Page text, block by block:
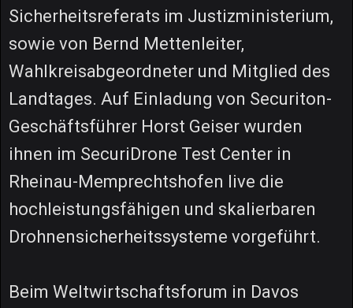
Sicherheitsreferats im Justizministerium,
sowie von Bernd Mettenleiter,
Wahlkreisabgeordneter und Mitglied des
Landtages. Auf Einladung von Securiton-
Geschäftsführer Horst Geiser wurden
ihnen im SecuriDrone Test Center in
Rheinau-Memprechtshofen live die
hochleistungsfähigen und skalierbaren
Drohnensicherheitssysteme vorgeführt.
Beim Weltwirtschaftsforum in Davos